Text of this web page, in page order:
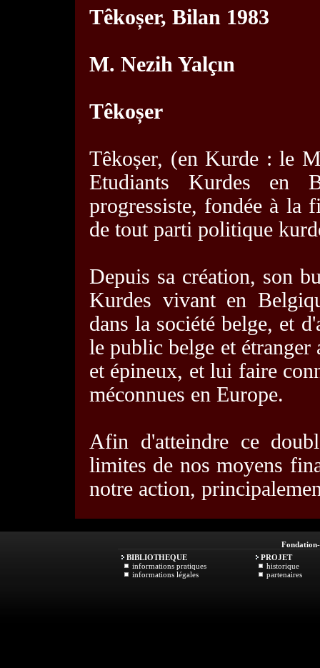
Têkoșer, Bilan 1983
M. Nezih Yalçın
Têkoșer
Têkoșer, (en Kurde : le
Etudiants Kurdes en
progressiste, fondée à la
de tout parti politique
Depuis sa création, son
Kurdes vivant en
dans la société belge, et
le public belge et
et épineux, et lui faire
méconnues en Europe.
Afin d'atteindre ce
limites de nos moyens
notre action,
Fondation
BIBLIOTHEQUE
informations pratiques
informations légales
PROJET
historique
partenaires